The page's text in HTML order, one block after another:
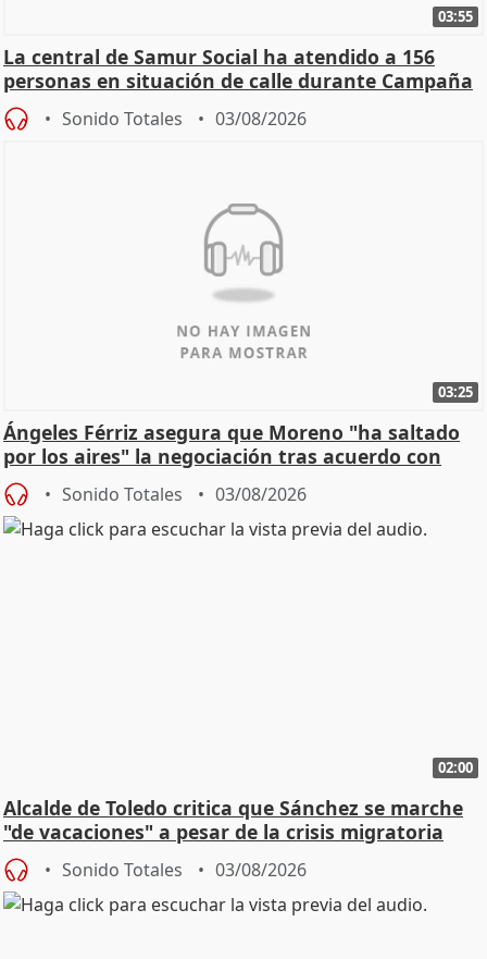
03:55
La central de Samur Social ha atendido a 156
personas en situación de calle durante Campaña
de Calor
Sonido Totales 03/08/2026
03:25
Ángeles Férriz asegura que Moreno "ha saltado
por los aires" la negociación tras acuerdo con
SMA
Sonido Totales 03/08/2026
02:00
Alcalde de Toledo critica que Sánchez se marche
"de vacaciones" a pesar de la crisis migratoria
Sonido Totales 03/08/2026